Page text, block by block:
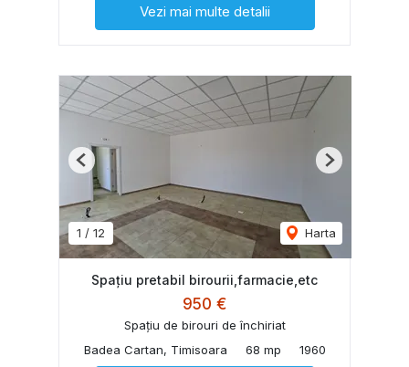
Vezi mai multe detalii
1 / 12 Harta
Previous Next
Spațiu pretabil birourii,farmacie,etc
950 €
Spațiu de birouri de închiriat
Badea Cartan, Timisoara
68 mp 1960